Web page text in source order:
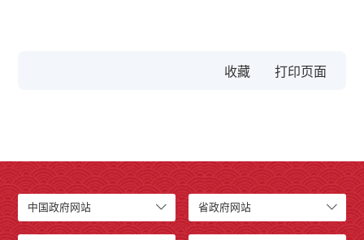
收藏
中国政府网站 省政府网站